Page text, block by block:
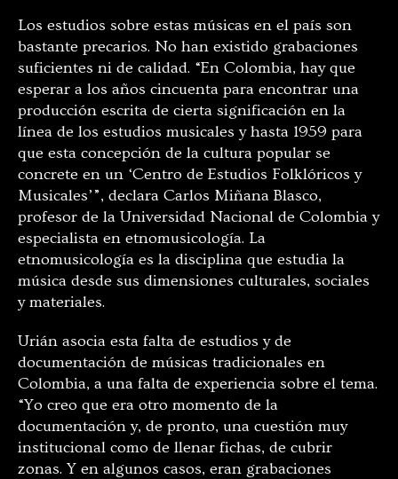
Los estudios sobre estas músicas en el país son
bastante precarios. No han existido grabaciones
suficientes ni de calidad. “En Colombia, hay que
esperar a los años cincuenta para encontrar una
producción escrita de cierta significación en la
línea de los estudios musicales y hasta 1959 para
que esta concepción de la cultura popular se
concrete en un ‘Centro de Estudios Folklóricos y
Musicales’”, declara Carlos Miñana Blasco,
profesor de la Universidad Nacional de Colombia y
especialista en etnomusicología. La
etnomusicología es la disciplina que estudia la
música desde sus dimensiones culturales, sociales
y materiales.
Urián asocia esta falta de estudios y de
documentación de músicas tradicionales en
Colombia, a una falta de experiencia sobre el tema.
“Yo creo que era otro momento de la
documentación y, de pronto, una cuestión muy
institucional como de llenar fichas, de cubrir
zonas. Y en algunos casos, eran grabaciones